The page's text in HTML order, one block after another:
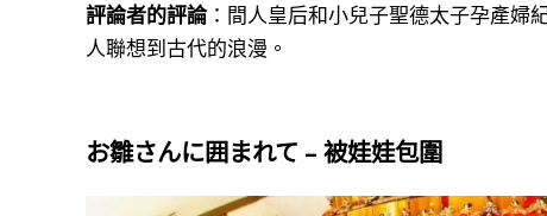
評論者的評論：間人皇后和小兒子聖德太子孕產婦
人聯想到古代的浪漫。
お雛さんに囲まれて – 被娃娃包圍